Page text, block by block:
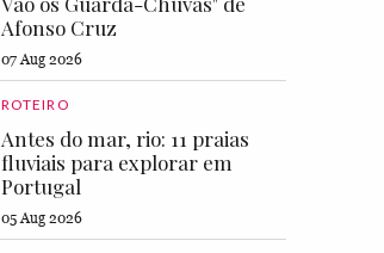
Afonso Cruz
07 Aug 2026
ROTEIRO
Antes do mar, rio: 11 praias
fluviais para explorar em
Portugal
05 Aug 2026